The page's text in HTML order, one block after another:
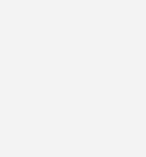
1.000 Netzbetreiber
allem der große
werden lässt.
hat deshalb mit